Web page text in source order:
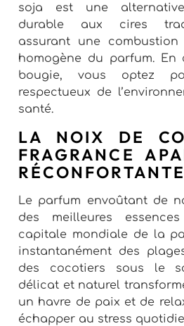
soja est une
durable aux cires
assurant une
homogène du parfum. En
bougie, vous optez
respectueux de
santé.
LA NOIX DE
FRAGRANCE
RÉCONFORTANTE
Le parfum envoûtant de
des meilleures
capitale mondiale de la
instantanément des
des cocotiers sous le
délicat et naturel
un havre de paix et de
échapper au stress